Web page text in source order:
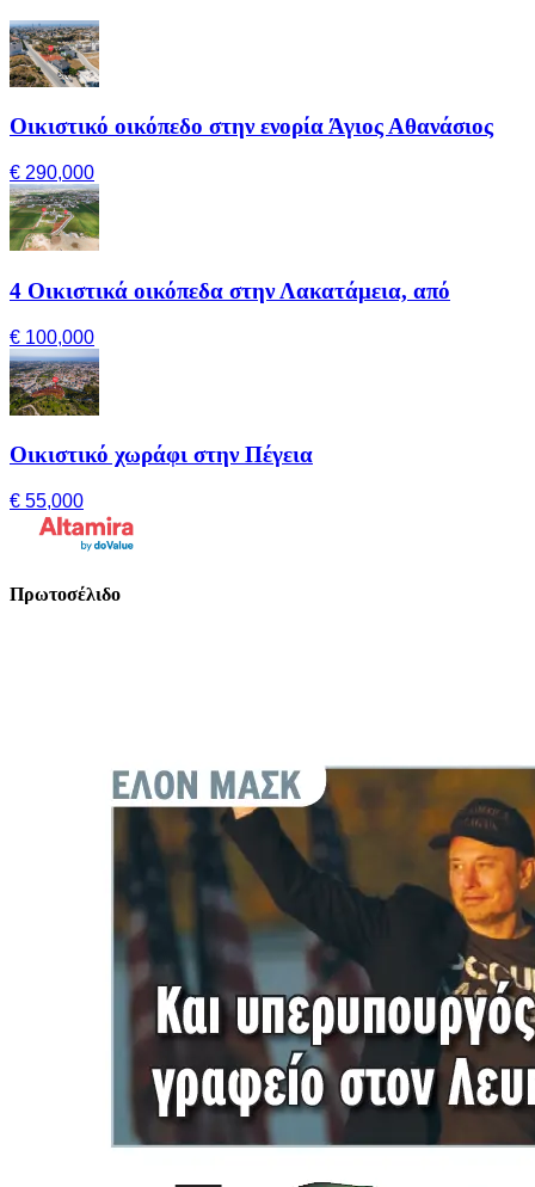
Οικιστικό οικόπεδο στην ενορία Άγιος Αθανάσιος
€ 290,000
4 Οικιστικά οικόπεδα στην Λακατάμεια, από
€ 100,000
Οικιστικό χωράφι στην Πέγεια
€ 55,000
Πρωτοσέλιδο